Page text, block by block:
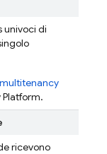
univoci di
ricevono